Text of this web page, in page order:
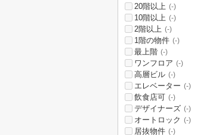
20階以上 (-)
10階以上 (-)
2階以上 (-)
1階の物件 (-)
最上階 (-)
ワンフロア (-)
高層ビル (-)
エレベーター (-)
飲食店可 (-)
デザイナーズ (-)
オートロック (-)
居抜物件 (-)